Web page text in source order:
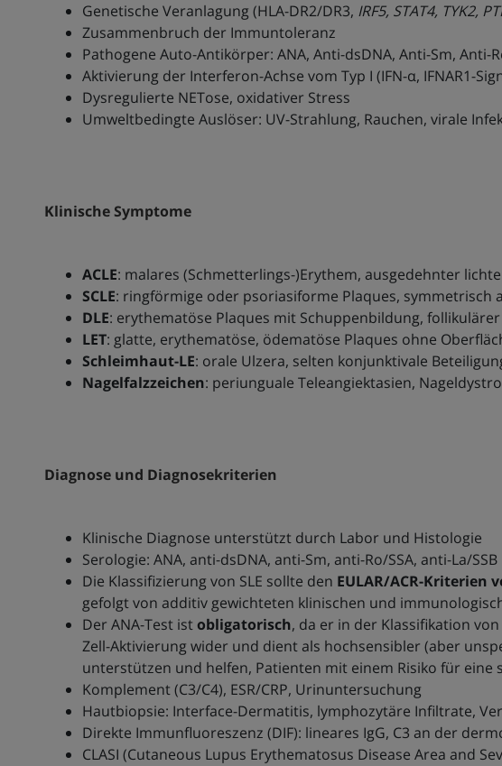
Genetische Veranlagung (HLA-DR2/DR3, IRF5, STAT4, TYK2,
Zusammenbruch der Immuntoleranz
Pathogene Auto-Antikörper: ANA, Anti-dsDNA, Anti-Sm, Anti-
Aktivierung der Interferon-Achse vom Typ I (IFN-α, IFNAR1-
Dysregulierte NETose, oxidativer Stress
Umweltbedingte Auslöser: UV-Strahlung, Rauchen, virale
Klinische Symptome
ACLE: malares (Schmetterlings-)Erythem, ausgedehnter
SCLE: ringförmige oder psoriasiforme Plaques, symmetrisch
DLE: erythematöse Plaques mit Schuppenbildung,
LET: glatte, erythematöse, ödematöse Plaques ohne
Schleimhaut-LE: orale Ulzera, selten konjunktivale
Nagelfalzzeichen: periunguale Teleangiektasien,
Diagnose und Diagnosekriterien
Klinische Diagnose unterstützt durch Labor und Histologie
Serologie: ANA, anti-dsDNA, anti-Sm, anti-Ro/SSA, anti-La/SSB
Die Klassifizierung von SLE sollte den EULAR/ACR-Kriterien
gefolgt von additiv gewichteten klinischen und
Der ANA-Test istobligatorisch, da er in der Klassifikation
Zell-Aktivierung wider und dient als hochsensibler (aber
unterstützen und helfen, Patienten mit einem Risiko für eine
Komplement (C3/C4), ESR/CRP, Urinuntersuchung
Hautbiopsie: Interface-Dermatitis, lymphozytäre Infiltrate,
Direkte Immunfluoreszenz (DIF): lineares IgG, C3 an der
CLASI (Cutaneous Lupus Erythematosus Disease Area and